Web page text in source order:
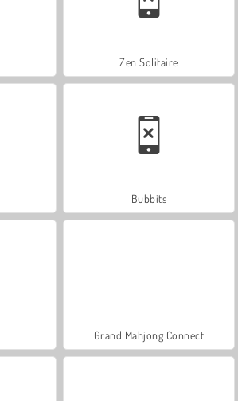
Zen Solitaire
Bubbits
Grand Mahjong Connect